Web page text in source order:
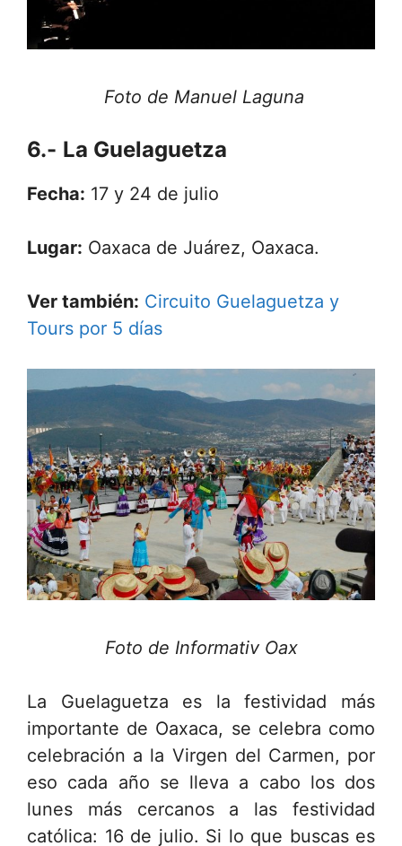
Foto de Manuel Laguna
6.- La Guelaguetza
Fecha: 17 y 24 de julio
Lugar: Oaxaca de Juárez, Oaxaca.
Ver también: Circuito Guelaguetza y
Tours por 5 días
Foto de Informativ Oax
La Guelaguetza es la festividad más
importante de Oaxaca, se celebra como
celebración a la Virgen del Carmen, por
eso cada año se lleva a cabo los dos
lunes más cercanos a las festividad
católica: 16 de julio. Si lo que buscas es